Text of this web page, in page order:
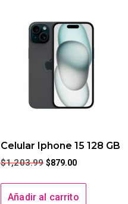
Celular Iphone 15 128 GB
$1,203.99 $879.00
Añadir al carrito